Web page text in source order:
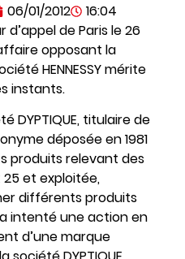
06/01/2012
16:04
d’appel de Paris le 26
opposant la
HENNESSY mérite
instants.
DYPTIQUE, titulaire de
déposée en 1981
produits relevant des
25 et exploitée,
différents produits
intenté une action en
d’une marque